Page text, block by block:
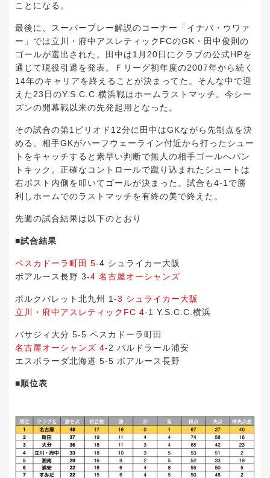
ことになる。
最後に、スーパープレー解説のコーナー「イナバ・ウワァ
ー」では立川・府中アスレティックFCのGK・田中俊則の
ゴールが選出された。田中は1月20日にクラブの公式HPを
通じて現役引退を発表。Ｆリーグ初年度の2007年から続く
14年のキャリアを終えることが決まってた。そんな中で迎
えた23日のY.S.C.C.横浜戦はホームラストマッチ。今シー
ズンの開幕戦以来の先発起用となった。
その試合の第1ピリオド12分に田中はGKながら先制点を決
める。相手GKがハーフウェーライン付近から打ったシュー
トをキャッチすると素早い判断で無人の相手ゴールへパン
トキック。正確なコントロールで蹴り込まれたシュートは
右ポスト内側を叩いてゴールが決まった。試合も4-1で勝
利しホームでのラストマッチを有終の美で終えた。
先週の試合結果は以下のとおり
■試合結果
ペスカドーラ町田 5-4 シュライカー大阪
ボアルース長野 3-4 名古屋オーシャンズ
ボルクバレット北九州 1-3 シュライカー大阪
立川・府中アスレティックFC 4-1 Y.S.C.C.横浜
バサジィ大分 5-5 ペスカドーラ町田
名古屋オーシャンズ 4-2 バルドラール浦安
エスポラーダ北海道 5-5 ボアルース長野
■順位表